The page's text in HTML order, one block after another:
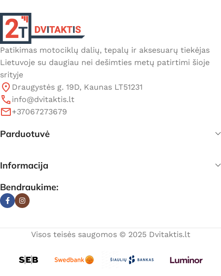
Patikimas motociklų dalių, tepalų ir aksesuarų tiekėjas
Lietuvoje su daugiau nei dešimties metų patirtimi šioje
srityje
Draugystės g. 19D, Kaunas LT51231
info@dvitaktis.lt
+37067273679
Parduotuvė
Informacija
Bendraukime:
Visos teisės saugomos © 2025 Dvitaktis.lt